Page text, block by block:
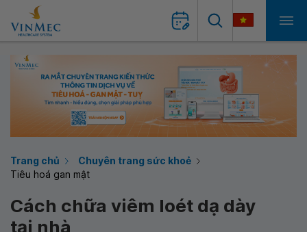
Trang chủ
Chuyên trang sức khoẻ
Tiêu hoá gan mật
Cách chữa viêm loét dạ dày
tại nhà